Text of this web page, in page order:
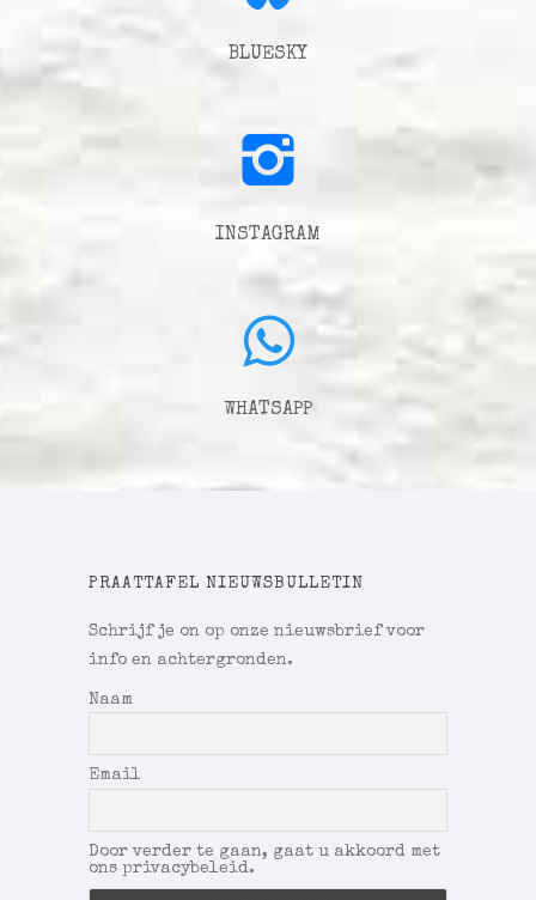
BLUESKY
INSTAGRAM
WHATSAPP
PRAATTAFEL NIEUWSBULLETIN
Schrijf je on op onze nieuwsbrief voor
info en achtergronden.
Naam
Email
Door verder te gaan, gaat u akkoord met
ons privacybeleid.